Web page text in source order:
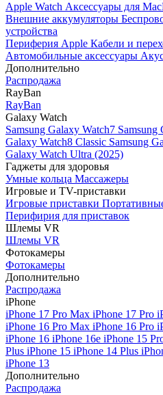
Apple Watch Аксессуары для
Внешние аккумуляторы
устройства
Периферия Apple Кабели и
Автомобильные аксессуары
Дополнительно
Распродажа
RayBan
RayBan
Galaxy Watch
Samsung Galaxy Watch7 Samsung
Galaxy Watch8 Classic Samsung
Galaxy Watch Ultra (2025)
Гаджеты для здоровья
Умные кольца Массажеры
Игровые и TV-приставки
Игровые приставки
Перифирия для приставок
Шлемы VR
Шлемы VR
Фотокамеры
Фотокамеры
Дополнительно
Распродажа
iPhone
iPhone 17 Pro Max iPhone 17 Pro
iPhone 16 Pro Max iPhone 16 Pro
iPhone 16 iPhone 16e iPhone 15
Plus iPhone 15 iPhone 14 Plus
iPhone 13
Дополнительно
Распродажа